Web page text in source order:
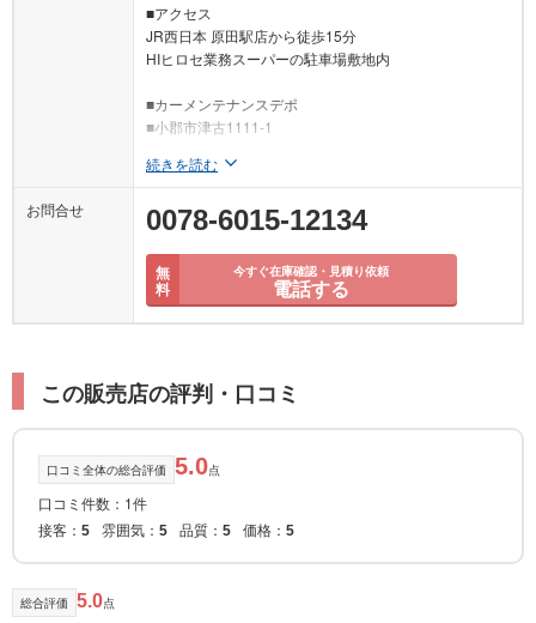
■アクセス
JR西日本 原田駅店から徒歩15分
HIヒロセ業務スーパーの駐車場敷地内
■カーメンテナンスデポ
■小郡市津古1111-1
続きを読む
お問合せ 0078-6015-12134
無
料
今すぐ在庫確認・見積り依頼
電話する
この販売店の評判・口コミ
口コミ全体の総合評価 5.0点
口コミ件数：1件
接客： 5 雰囲気： 5 品質： 5 価格： 5
総合評価 5.0点